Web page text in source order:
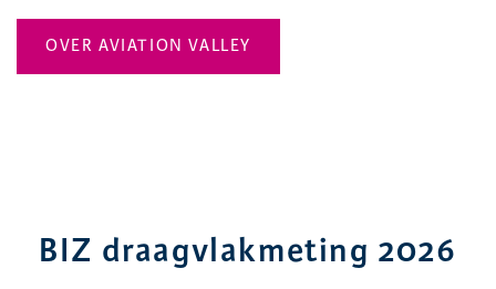
OVER AVIATION VALLEY
BIZ draagvlakmeting 2026